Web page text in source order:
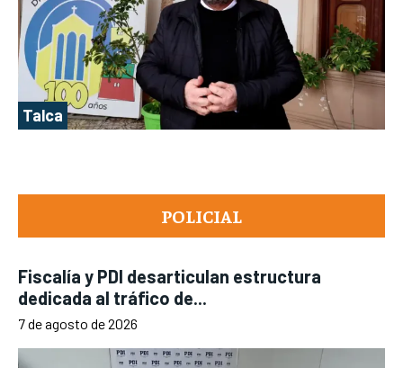
POLICIAL
Fiscalía y PDI desarticulan estructura
dedicada al tráfico de...
7 de agosto de 2026
Talca